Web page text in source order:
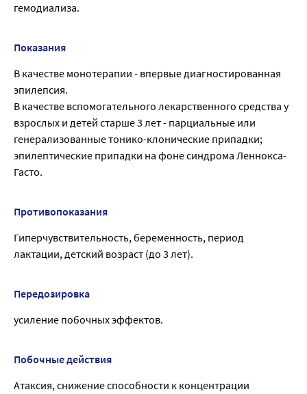
гемодиализа.
Показания
В качестве монотерапии - впервые диагностированная
эпилепсия.
В качестве вспомогательного лекарственного средства у
взрослых и детей старше 3 лет - парциальные или
генерализованные тонико-клонические припадки;
эпилептические припадки на фоне синдрома Леннокса-
Гасто.
Противопоказания
Гиперчувствительность, беременность, период
лактации, детский возраст (до 3 лет).
Передозировка
усиление побочных эффектов.
Побочные действия
Атаксия, снижение способности к концентрации